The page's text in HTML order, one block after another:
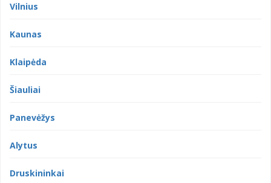
Vilnius
Kaunas
Klaipėda
Šiauliai
Panevėžys
Alytus
Druskininkai